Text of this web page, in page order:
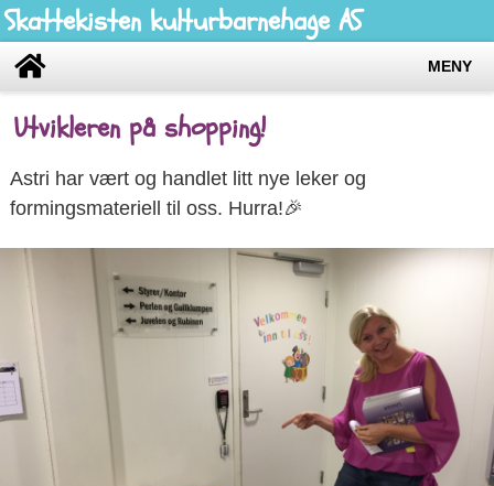
Skattekisten kulturbarnehage AS
MENY
Utvikleren på shopping!
Astri har vært og handlet litt nye leker og
formingsmateriell til oss. Hurra!🎉